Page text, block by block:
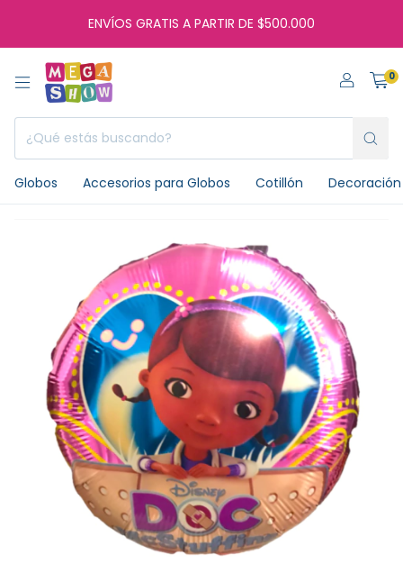
ENVÍOS GRATIS A PARTIR DE $500.000
0
Globos Accesorios para Globos Cotillón